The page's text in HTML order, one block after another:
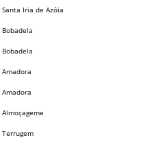
Santa Iria de Azóia
Bobadela
Bobadela
Amadora
Amadora
Almoçageme
Terrugem